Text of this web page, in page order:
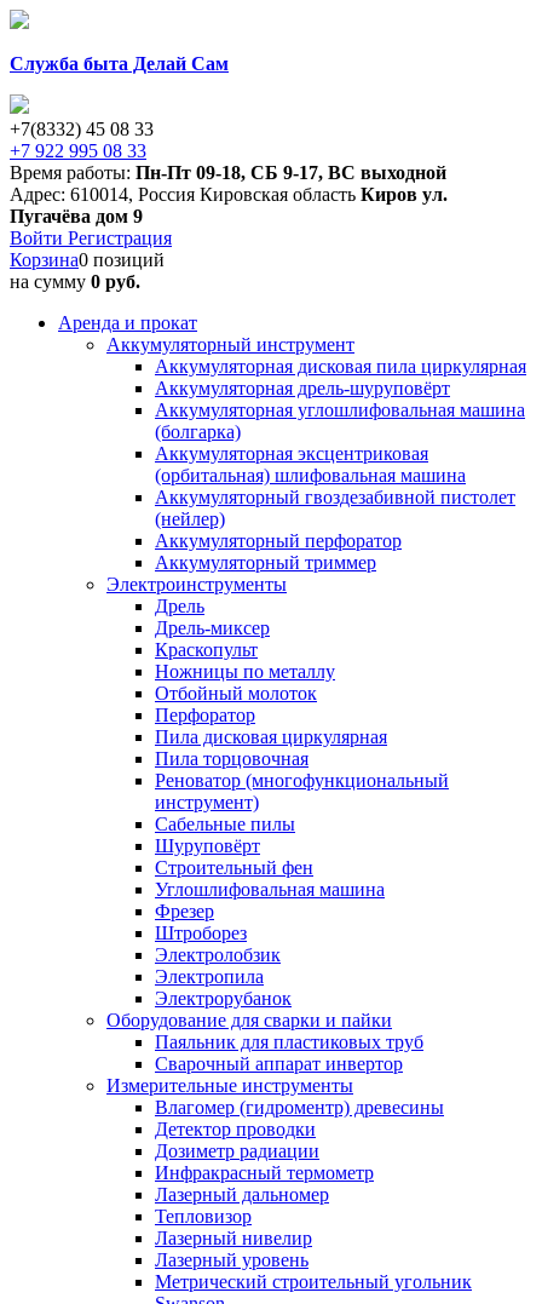
Служба быта Делай Сам
+7(8332) 45 08 33
+7 922 995 08 33
Время работы: Пн-Пт 09-18, СБ 9-17, ВС выходной
Адрес: 610014, Россия Кировская область Киров ул.
Пугачёва дом 9
Войти Регистрация
Корзина0 позиций
на сумму 0 руб.
Аренда и прокат
Аккумуляторный инструмент
Аккумуляторная дисковая пила циркулярная
Аккумуляторная дрель-шуруповёрт
Аккумуляторная углошлифовальная машина
(болгарка)
Аккумуляторная эксцентриковая
(орбитальная) шлифовальная машина
Аккумуляторный гвоздезабивной пистолет
(нейлер)
Аккумуляторный перфоратор
Аккумуляторный триммер
Электроинструменты
Дрель
Дрель-миксер
Краскопульт
Ножницы по металлу
Отбойный молоток
Перфоратор
Пила дисковая циркулярная
Пила торцовочная
Реноватор (многофункциональный
инструмент)
Сабельные пилы
Шуруповёрт
Строительный фен
Углошлифовальная машина
Фрезер
Штроборез
Электролобзик
Электропила
Электрорубанок
Оборудование для сварки и пайки
Паяльник для пластиковых труб
Сварочный аппарат инвертор
Измерительные инструменты
Влагомер (гидроментр) древесины
Детектор проводки
Дозиметр радиации
Инфракрасный термометр
Лазерный дальномер
Тепловизор
Лазерный нивелир
Лазерный уровень
Метрический строительный угольник